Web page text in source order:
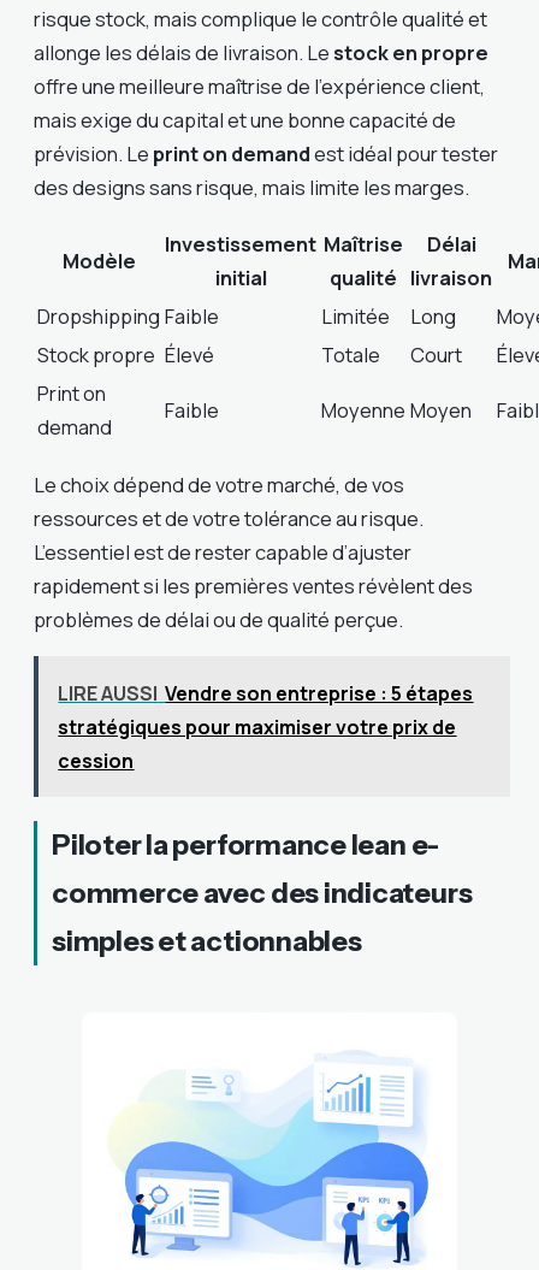
risque stock, mais complique le contrôle qualité et
allonge les délais de livraison. Lestock en propre
offre une meilleure maîtrise de l’expérience client,
mais exige du capital et une bonne capacité de
prévision. Le print on demandest idéal pour tester
des designs sans risque, mais limite les marges.
Modèle
Investissement
initial
Maîtrise
qualité
Délai
livraison
Dropshipping Faible Limitée Long
Stock propre Élevé Totale Court
Print on
demand
Faible Moyenne Moyen
Le choix dépend de votre marché, de vos
ressources et de votre tolérance au risque.
L’essentiel est de rester capable d’ajuster
rapidement si les premières ventes révèlent des
problèmes de délai ou de qualité perçue.
LIRE AUSSI Vendre son entreprise : 5 étapes
stratégiques pour maximiser votre prix de
cession
Piloter la performance lean e-
commerce avec des indicateurs
simples et actionnables